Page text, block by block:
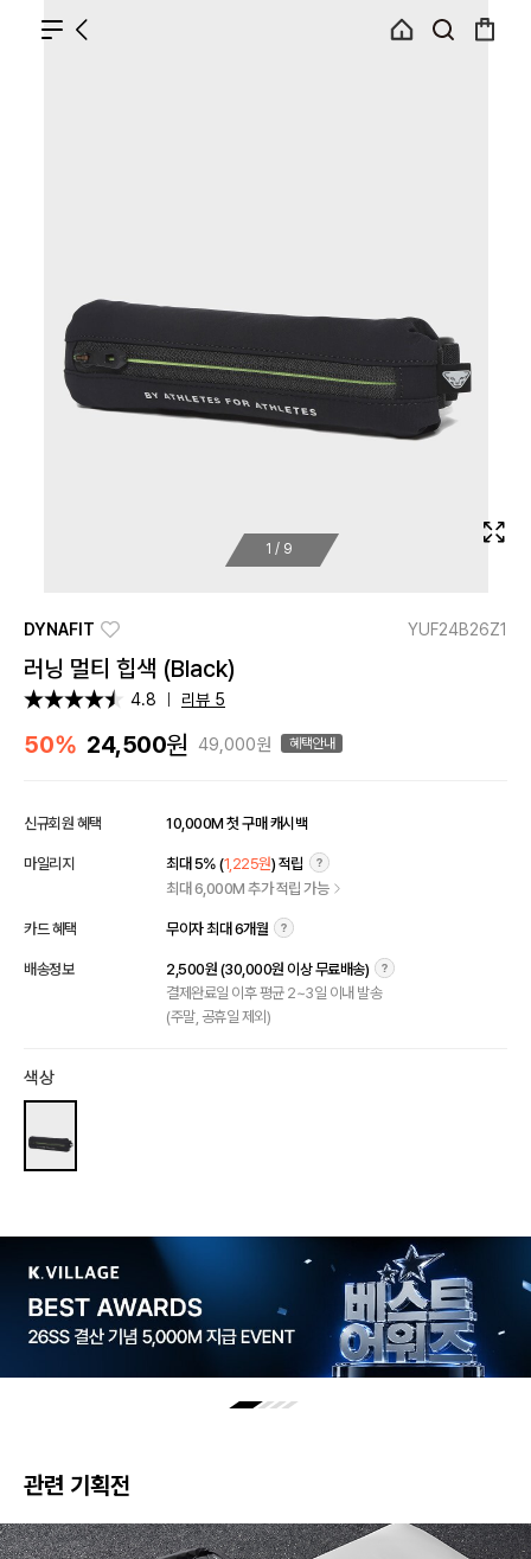
1 / 9
DYNAFIT YUF24B26Z1
러닝 멀티 힙색 (Black)
4.8 리뷰 5
50% 24,500원 49,000원 혜택안내
신규회원 혜택 10,000M 첫 구매 캐시백
마일리지 최대 5% (1,225원) 적립
최대 6,000M 추가 적립 가능
카드 혜택 무이자 최대 6개월
배송정보
2,500원 (30,000원 이상 무료배송)
결제완료일 이후 평균 2~3일 이내 발송
(주말, 공휴일 제외)
색상
관련 기획전